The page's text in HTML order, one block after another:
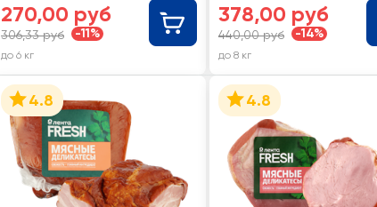
270,00 руб
306,33 руб -11%
до 6 кг
378,00 руб
440,00 руб -14%
до 8 кг
4.8 4.8